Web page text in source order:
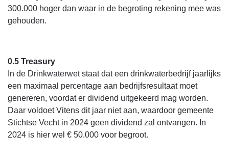
programma
afwijking
baten
300.000 hoger dan waar in de begroting rekening mee was
gehouden.
0.5 Treasury
In de Drinkwaterwet staat dat een drinkwaterbedrijf jaarlijks
een maximaal percentage aan bedrijfsresultaat moet
genereren, voordat er dividend uitgekeerd mag worden.
Daar voldoet Vitens dit jaar niet aan, waardoor gemeente
Stichtse Vecht in 2024 geen dividend zal ontvangen. In
2024 is hier wel € 50.000 voor begroot.